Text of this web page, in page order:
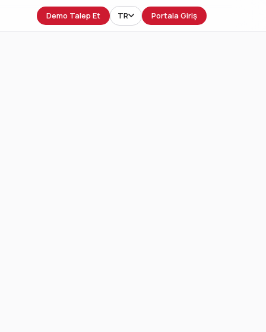
Demo Talep Et TR Portala Giriş